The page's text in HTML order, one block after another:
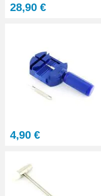
28,90 €
4,90 €